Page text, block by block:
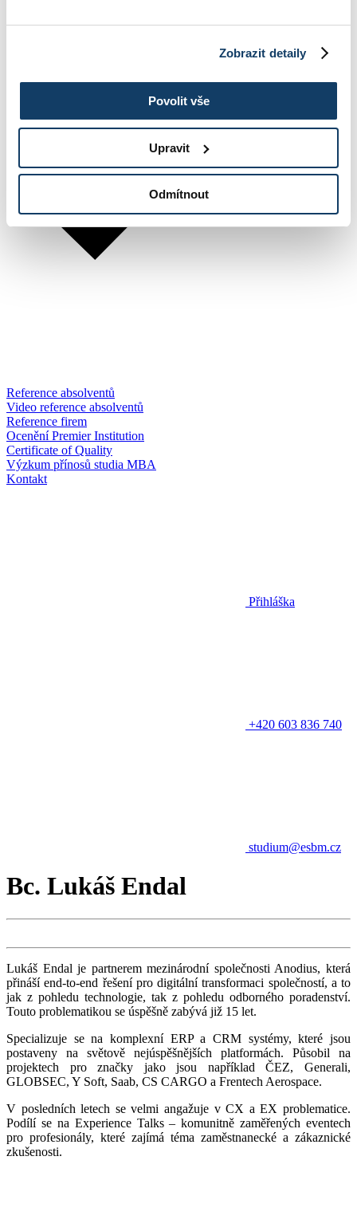
Zobrazit detaily
Povolit vše
Upravit
Odmítnout
Reference absolventů
Video reference absolventů
Reference firem
Ocenění Premier Institution
Certificate of Quality
Výzkum přínosů studia MBA
Kontakt
Přihláška
+420 603 836 740
studium@esbm.cz
Bc. Lukáš Endal
Lukáš Endal je partnerem mezinárodní společnosti Anodius, která
přináší end-to-end řešení pro digitální transformaci společností, a to
jak z pohledu technologie, tak z pohledu odborného poradenství.
Touto problematikou se úspěšně zabývá již 15 let.
Specializuje se na komplexní ERP a CRM systémy, které jsou
postaveny na světově nejúspěšnějších platformách. Působil na
projektech pro značky jako jsou například ČEZ, Generali,
GLOBSEC, Y Soft, Saab, CS CARGO a Frentech Aerospace.
V posledních letech se velmi angažuje v CX a EX problematice.
Podílí se na Experience Talks – komunitně zaměřených eventech
pro profesionály, které zajímá téma zaměstnanecké a zákaznické
zkušenosti.